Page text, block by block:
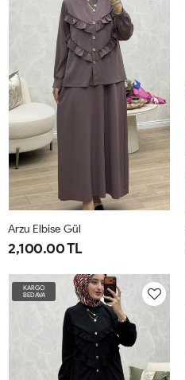
1-
4042
2-
4446
3-
4850
4-
5254
Arzu Elbise Gül
2,100.00 TL
KARGO
BEDAVA